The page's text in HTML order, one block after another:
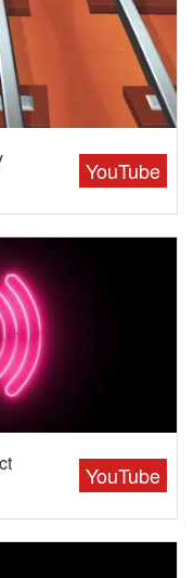
YouTube
YouTube